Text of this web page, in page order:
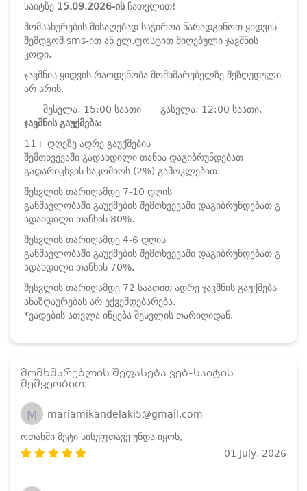
საიტზე 15.09.2026-ის ჩათვლით!
მომსახურების მისაღებად საჭიროა წარადგინოთ ყიდვის
შემდგომ sms-ით ან ელ.ფოსტით მიღებული ჯავშნის
კოდი.
ჯავშნის ყიდვის რაოდენობა მომხმარებელზე შეზღუდული
არ არის.
შესვლა: 15:00 საათი გასვლა: 12:00 საათი.
ჯავშნის გაუქმება:
11+ დღეზე ადრე გაუქმების
შემთხვევაში გადახდილი თანხა დაგიბრუნდებათ
გადარიცხვის საკომიოს (2%) გამოკლებით.
შესვლის თარიღამდე 7-10 დღის
განმავლობაში გაუქმების შემთხვევაში დაგიბრუნდებათ გ
ადახდილი თანხის 80%.
შესვლის თარიღამდე 4-6 დღის
განმავლობაში გაუქმების შემთხვევაში დაგიბრუნდებათ გ
ადახდილი თანხის 70%.
შესვლის თარიღამდე 72 საათით ადრე ჯავშნის გაუქმება
ანაზღაურებას არ ექვემდებარება.
*ვადების ათვლა იწყება შესვლის თარიღიდან.
მომხმარებლის შეფასება ვებ-საიტის
მეშვეობით:
M mariamikandelaki5@gmail.com
ოთახში მეტი სისუფთავე უნდა იყოს,
01 July, 2026